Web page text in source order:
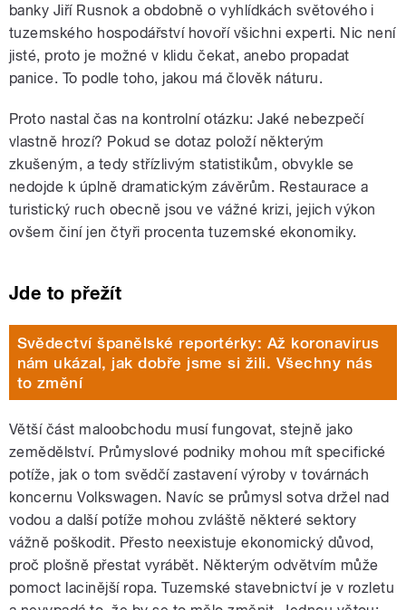
banky Jiří Rusnok a obdobně o vyhlídkách světového i
tuzemského hospodářství hovoří všichni experti. Nic není
jisté, proto je možné v klidu čekat, anebo propadat
panice. To podle toho, jakou má člověk náturu.
Proto nastal čas na kontrolní otázku: Jaké nebezpečí
vlastně hrozí? Pokud se dotaz položí některým
zkušeným, a tedy střízlivým statistikům, obvykle se
nedojde k úplně dramatickým závěrům. Restaurace a
turistický ruch obecně jsou ve vážné krizi, jejich výkon
ovšem činí jen čtyři procenta tuzemské ekonomiky.
Jde to přežít
Svědectví španělské reportérky: Až koronavirus
nám ukázal, jak dobře jsme si žili. Všechny nás
to změní
Větší část maloobchodu musí fungovat, stejně jako
zemědělství. Průmyslové podniky mohou mít specifické
potíže, jak o tom svědčí zastavení výroby v továrnách
koncernu Volkswagen. Navíc se průmysl sotva držel nad
vodou a další potíže mohou zvláště některé sektory
vážně poškodit. Přesto neexistuje ekonomický důvod,
proč plošně přestat vyrábět. Některým odvětvím může
pomoct lacinější ropa. Tuzemské stavebnictví je v rozletu